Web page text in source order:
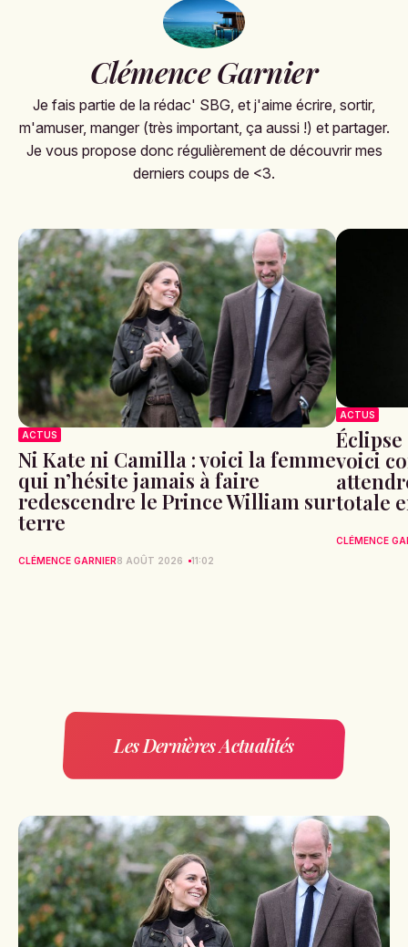
Clémence Garnier
Je fais partie de la rédac' SBG, et j'aime écrire, sortir,
m'amuser, manger (très important, ça aussi !) et partager.
Je vous propose donc régulièrement de découvrir mes
derniers coups de <3.
ACTUS
Ni Kate ni Camilla : voici la femme
qui n’hésite jamais à faire
redescendre le Prince William sur
terre
CLÉMENCE GARNIER8 AOÛT 2026 11:02
ACTUS
Éclipse
voici
totale
CLÉMENCE
Les Dernières Actualités